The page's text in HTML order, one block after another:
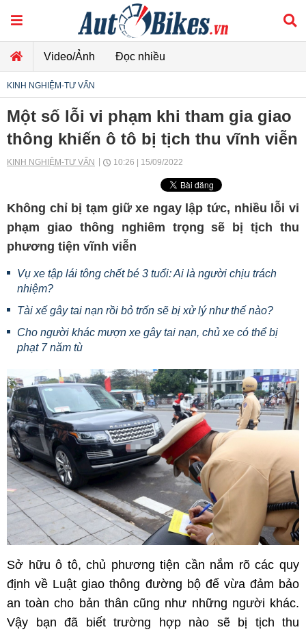
Video/Ảnh Đọc nhiều
KINH NGHIỆM-TƯ VẤN
Một số lỗi vi phạm khi tham gia giao
thông khiến ô tô bị tịch thu vĩnh viễn
KINH NGHIỆM-TƯ VẤN 10:26 | 15/09/2022
Không chỉ bị tạm giữ xe ngay lập tức, nhiều lỗi vi
phạm giao thông nghiêm trọng sẽ bị tịch thu
phương tiện vĩnh viễn
Vụ xe tập lái tông chết bé 3 tuổi: Ai là người chịu trách
nhiệm?
Tài xế gây tai nạn rồi bỏ trốn sẽ bị xử lý như thế nào?
Cho người khác mượn xe gây tai nạn, chủ xe có thể bị
phạt 7 năm tù
Sở hữu ô tô, chủ phương tiện cần nắm rõ các quy
định về Luật giao thông đường bộ để vừa đảm bảo
an toàn cho bản thân cũng như những người khác.
Vậy bạn đã biết trường hợp nào sẽ bị tịch thu